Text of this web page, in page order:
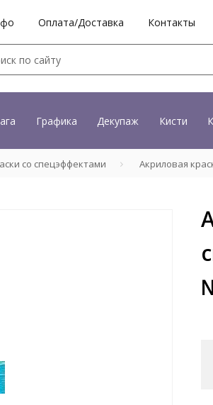
Оплата/Доставка Контакты
Графика Декупаж Кисти
со спецэффектами Акриловая